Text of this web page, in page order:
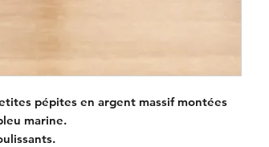
pépites en argent massif montées
marine.